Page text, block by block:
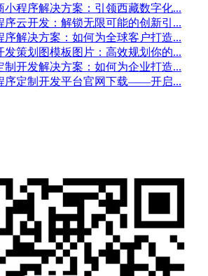
小程序解决方案：引领西藏数字化...
序云开发：解锁无限可能的创新引...
序解决方案：如何为全球客户打造...
发策划图模板图片：高效规划你的...
制开发解决方案：如何为企业打造...
序定制开发平台官网下载——开启...